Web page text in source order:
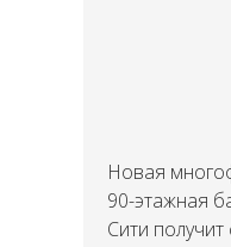
Новая
90-этажная
Сити